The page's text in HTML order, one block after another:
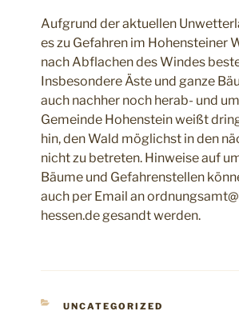
Aufgrund der aktuellen
es zu Gefahren im Hohensteiner
nach Abflachen des Windes
Insbesondere Äste und ganze
auch nachher noch herab- und
Gemeinde Hohenstein weißt
hin, den Wald möglichst in den
nicht zu betreten. Hinweise auf
Bäume und Gefahrenstellen
auch per Email an
hessen.de gesandt werden.
KATEGORIEN
UNCATEGORIZED